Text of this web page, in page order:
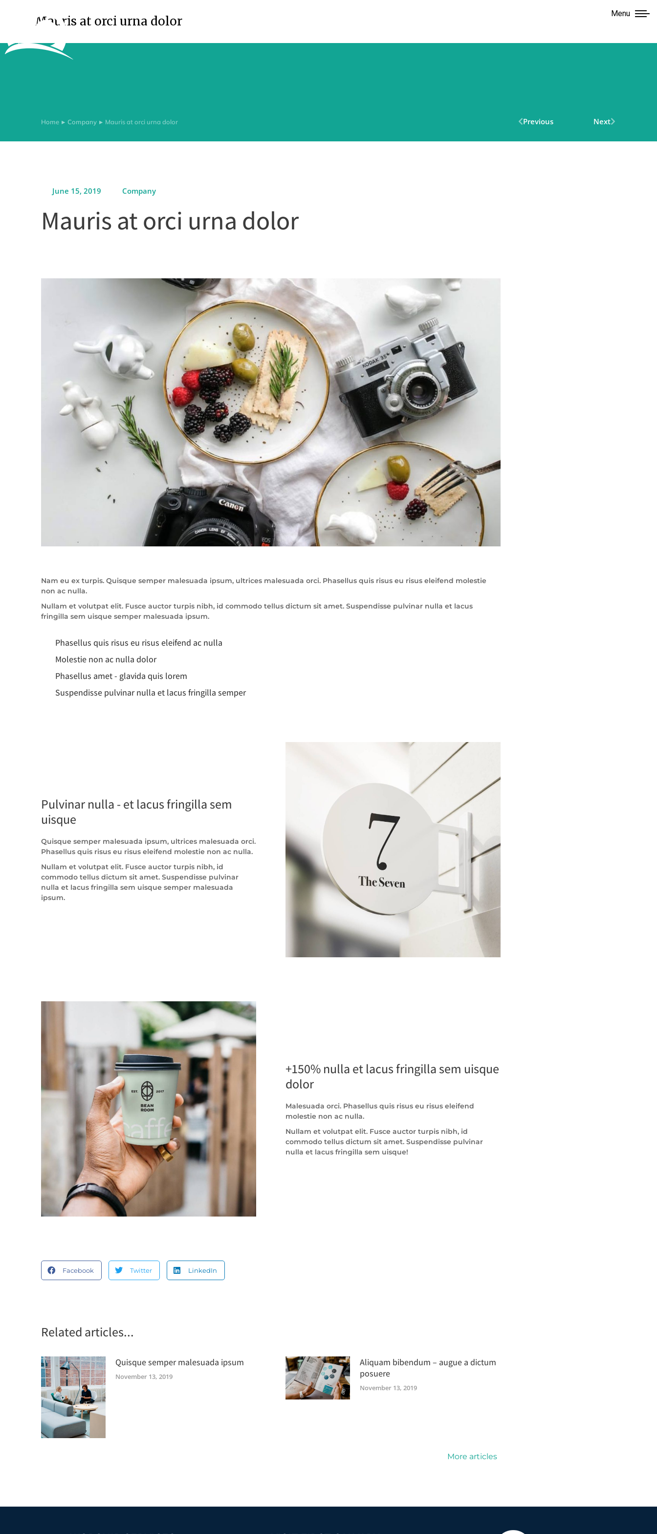
Menu
Mauris at orci urna dolor
You are here:
Home Company Mauris at orci urna dolor Previous Next
June 15, 2019 Company
Mauris at orci urna dolor
Nam eu ex turpis. Quisque semper malesuada ipsum, ultrices malesuada orci. Phasellus quis risus eu risus eleifend molestie
non ac nulla.
Nullam et volutpat elit. Fusce auctor turpis nibh, id commodo tellus dictum sit amet. Suspendisse pulvinar nulla et lacus
fringilla sem uisque semper malesuada ipsum.
Phasellus quis risus eu risus eleifend ac nulla
Molestie non ac nulla dolor
Phasellus amet - glavida quis lorem
Suspendisse pulvinar nulla et lacus fringilla semper
Pulvinar nulla - et lacus fringilla sem
uisque
Quisque semper malesuada ipsum, ultrices malesuada orci.
Phasellus quis risus eu risus eleifend molestie non ac nulla.
Nullam et volutpat elit. Fusce auctor turpis nibh, id
commodo tellus dictum sit amet. Suspendisse pulvinar
nulla et lacus fringilla sem uisque semper malesuada
ipsum.
+150% nulla et lacus fringilla sem uisque
dolor
Malesuada orci. Phasellus quis risus eu risus eleifend
molestie non ac nulla.
Nullam et volutpat elit. Fusce auctor turpis nibh, id
commodo tellus dictum sit amet. Suspendisse pulvinar
nulla et lacus fringilla sem uisque!
Facebook Twitter LinkedIn
Related articles...
Quisque semper malesuada ipsum
November 13, 2019
Aliquam bibendum – augue a dictum
posuere
November 13, 2019
More articles